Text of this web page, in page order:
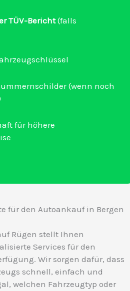
TÜV-Bericht(falls
(wenn noch
für höhere
für den Autoankauf in Bergen
Rügen stellt Ihnen
Services für den
Wir sorgen dafür, dass
schnell, einfach und
welchen Fahrzeugtyp oder